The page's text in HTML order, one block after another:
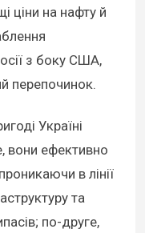
ціни на нафту й
з боку США,
перепочинок.
Україні
вони ефективно
в лінії
та
по-друге,